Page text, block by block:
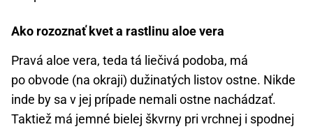
Ako rozoznať kvet a rastlinu aloe vera
Pravá aloe vera, teda tá liečivá podoba, má
po obvode (na okraji) dužinatých listov ostne. Nikde
inde by sa v jej prípade nemali ostne nachádzať.
Taktiež má jemné bielej škvrny pri vrchnej i spodnej